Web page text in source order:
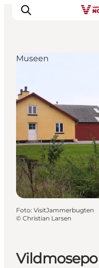
Urlaubsorte
Inspiration
Events
Unterkunft
Mach deine
Museen
Foto: VisitJammerbugten
© Christian Larsen